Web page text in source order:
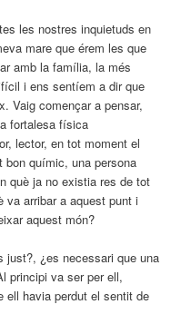
les nostres inquietuds en
mare que érem les que
amb la família, la més
i ens sentíem a dir que
Vaig començar a pensar,
fortalesa física
lector, en tot moment el
químic, una persona
què ja no existia res de tot
va arribar a aquest punt i
aquest món?
just?, ¿es necessari que una
principi va ser per ell,
ell havia perdut el sentit de